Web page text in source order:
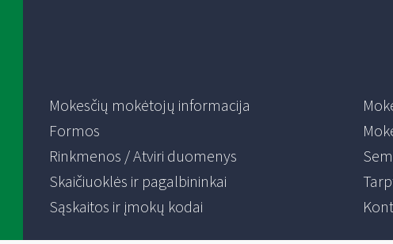
Mokesčių mokėtojų informacija
Formos
Rinkmenos / Atviri duomenys
Skaičiuoklės ir pagalbininkai
Sąskaitos ir įmokų kodai